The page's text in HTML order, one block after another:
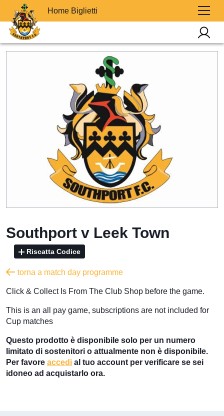
Home Biglietti
Southport v Leek Town
Riscatta Codice
torna a match day programme
​Click & Collect Is From The Club Shop before the game.
​This is an all pay game, subscriptions are not included for
Cup matches
Questo prodotto è disponibile solo per un numero
limitato di sostenitori o attualmente non è disponibile.
Per favore accedi al tuo account per verificare se sei
idoneo ad acquistarlo ora.